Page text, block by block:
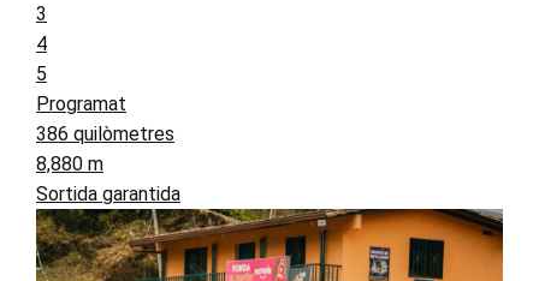
3
4
5
Programat
386 quilòmetres
8,880 m
Sortida garantida